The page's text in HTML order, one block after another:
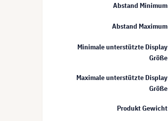
Abstand Minimum
Abstand Maximum
Minimale unterstützte Display
Größe
Maximale unterstützte Display
Größe
Produkt Gewicht